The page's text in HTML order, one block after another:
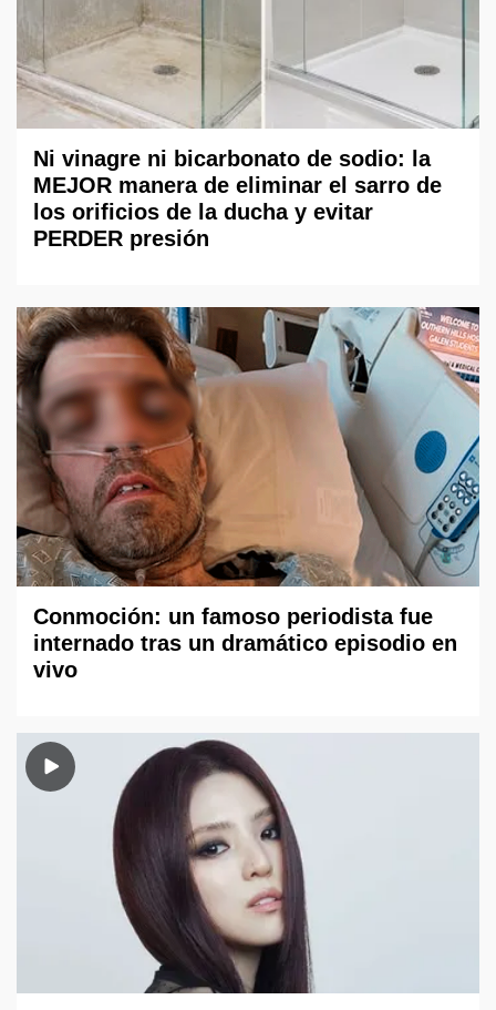
Ni vinagre ni bicarbonato de sodio: la
MEJOR manera de eliminar el sarro de
los orificios de la ducha y evitar
PERDER presión
Conmoción: un famoso periodista fue
internado tras un dramático episodio en
vivo